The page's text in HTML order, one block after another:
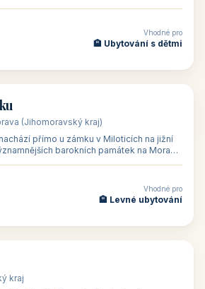
Vhodné pro
🏨 Ubytování s dětmi
(Jihomoravský kraj)
přímo u zámku v Miloticích na jižní
barokních památek na Moravě,
Vhodné pro
🏨 Levné ubytování
kraj